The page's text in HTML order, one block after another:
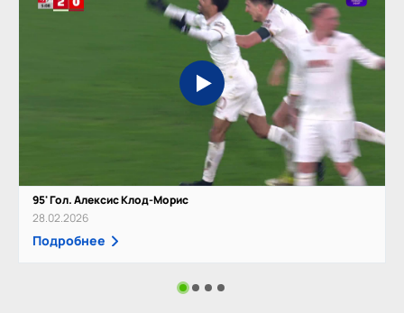
95' Гол. Алексис Клод-Морис
28.02.2026
Подробнее